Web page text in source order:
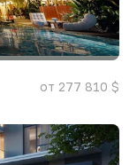
от 277 810 $